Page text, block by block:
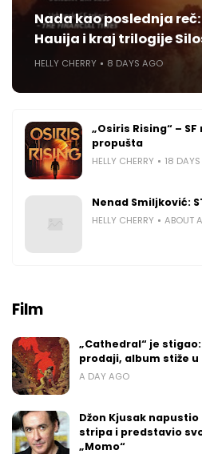
Nada kao poslednja reč:
Hauija i kraj trilogije
HELLY CHERRY 8 DAYS AGO
„Osiris Rising“ –
propušta
HELLY CHERRY 18
Nenad Smiljković:
HELLY CHERRY ABOUT
Film
„Cathedral“ je
prodaji, album stiže
A DAY AGO
Džon Kjusak
stripa i predstavio
„Momo“